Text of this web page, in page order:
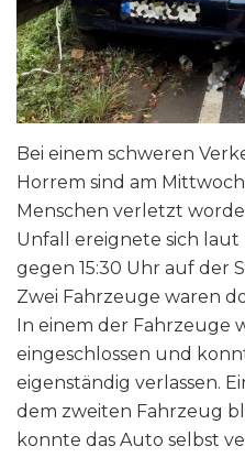
Bei einem schweren
Horrem sind am
Menschen verletzt
Unfall ereignete sich
gegen 15:30 Uhr auf der
Zwei Fahrzeuge waren
In einem der Fahrzeuge
eingeschlossen und
eigenständig verlassen.
dem zweiten Fahrzeug
konnte das Auto selbst